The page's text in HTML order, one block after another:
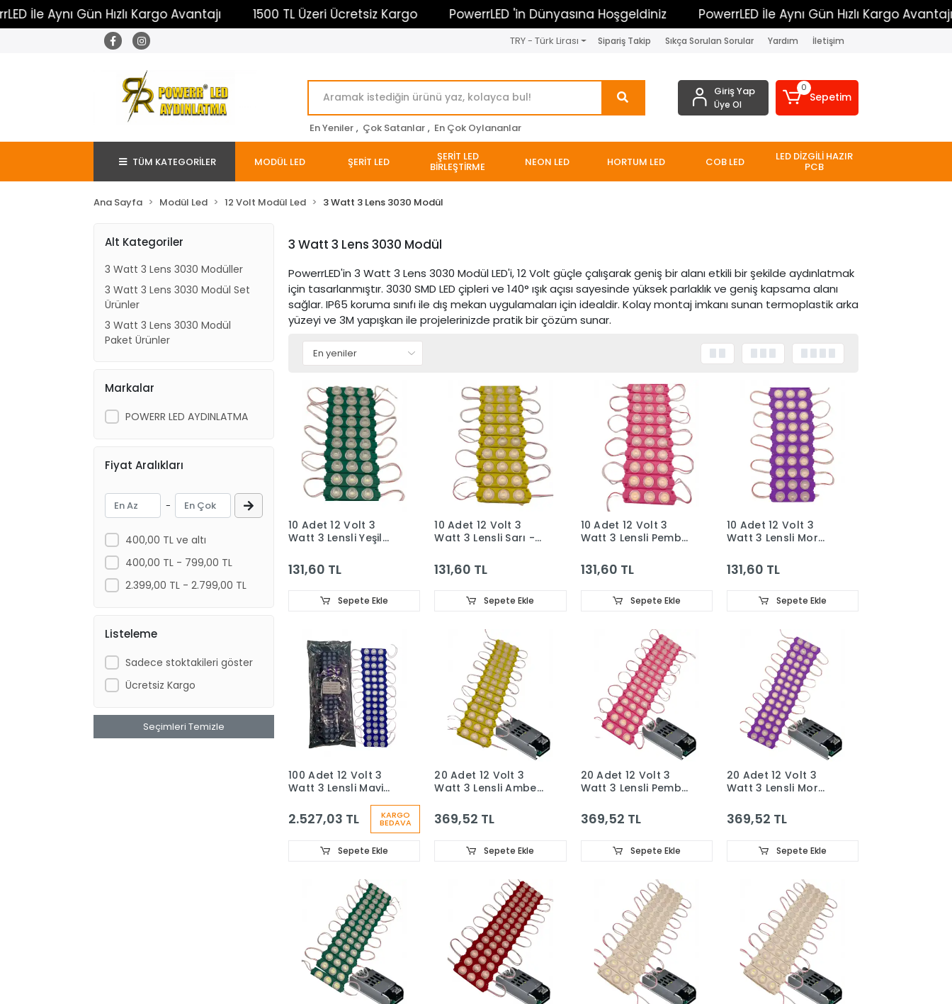
Gün Hızlı Kargo Avantajı 1500 TL Üzeri Ücretsiz Kargo PowerrLED 'in Dünyasına Hoşgeldiniz PowerrLED İle Aynı Gün Hızlı Kargo Avantajı
TRY - Türk Lirası Sipariş Takip Sıkça Sorulan Sorular Yardım İletişim
En Yeniler , Çok Satanlar , En Çok Oylananlar
Giriş Yap
Üye Ol
0
Sepetim
TÜM KATEGORİLER MODÜL LED ŞERİT LED ŞERİT LED
BİRLEŞTİRME NEON LED HORTUM LED COB LED LED DİZGİLİ HAZIR
PCB
Ana Sayfa Modül Led 12 Volt Modül Led 3 Watt 3 Lens 3030 Modül
Alt Kategoriler
3 Watt 3 Lens 3030 Modüller
3 Watt 3 Lens 3030 Modül Set
Ürünler
3 Watt 3 Lens 3030 Modül
Paket Ürünler
Markalar
POWERR LED AYDINLATMA
Fiyat Aralıkları
-
400,00 TL ve altı
400,00 TL - 799,00 TL
2.399,00 TL - 2.799,00 TL
Listeleme
Sadece stoktakileri göster
Ücretsiz Kargo
Seçimleri Temizle
3 Watt 3 Lens 3030 Modül
PowerrLED'in 3 Watt 3 Lens 3030 Modül LED'i, 12 Volt güçle çalışarak geniş bir alanı etkili bir şekilde aydınlatmak
için tasarlanmıştır. 3030 SMD LED çipleri ve 140° ışık açısı sayesinde yüksek parlaklık ve geniş kapsama alanı
sağlar. IP65 koruma sınıfı ile dış mekan uygulamaları için idealdir. Kolay montaj imkanı sunan termoplastik arka
yüzeyi ve 3M yapışkan ile projelerinizde pratik bir çözüm sunar.
10 Adet 12 Volt 3
Watt 3 Lensli Yeşil
IP65
131,60 TL
Sepete Ekle
10 Adet 12 Volt 3
Watt 3 Lensli Sarı -
Led Modül IP65
131,60 TL
Sepete Ekle
10 Adet 12 Volt 3
Watt 3 Lensli Pembe
IP65
131,60 TL
Sepete Ekle
10 Adet 12 Volt 3
Watt 3 Lensli Mor
IP65
131,60 TL
Sepete Ekle
100 Adet 12 Volt 3
Watt 3 Lensli Mavi
IP65 1 Paket
2.527,03 TL KARGO
BEDAVA
Sepete Ekle
20 Adet 12 Volt 3
Watt 3 Lensli Amber
5A Slim Trafo Set
369,52 TL
Sepete Ekle
20 Adet 12 Volt 3
Watt 3 Lensli Pembe
5A Slim Trafo Set
369,52 TL
Sepete Ekle
20 Adet 12 Volt 3
Watt 3 Lensli Mor
5A Slim Trafo Set
369,52 TL
Sepete Ekle